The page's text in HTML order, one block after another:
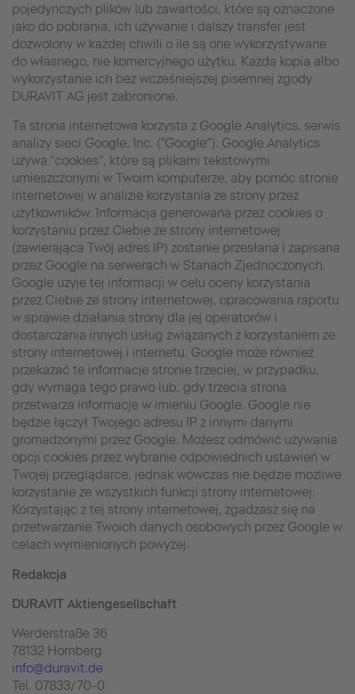
pojedynczych plików lub zawartości, które są oznaczone
jako do pobrania, ich używanie i dalszy transfer jest
dozwolony w każdej chwili o ile są one wykorzystywane
do własnego, nie komercyjnego użytku. Każda kopia albo
wykorzystanie ich bez wcześniejszej pisemnej zgody
DURAVIT AG jest zabronione.
Ta strona internetowa korzysta z Google Analytics, serwis
analizy sieci Google, Inc. ("Google”). Google Analytics
używa "cookies”, które są plikami tekstowymi
umieszczonymi w Twoim komputerze, aby pomóc stronie
internetowej w analizie korzystania ze strony przez
użytkowników. Informacja generowana przez cookies o
korzystaniu przez Ciebie ze strony internetowej
(zawierająca Twój adres IP) zostanie przesłana i zapisana
przez Google na serwerach w Stanach Zjednoczonych.
Google użyje tej informacji w celu oceny korzystania
przez Ciebie ze strony internetowej, opracowania raportu
w sprawie działania strony dla jej operatorów i
dostarczania innych usług związanych z korzystaniem ze
strony internetowej i internetu. Google może również
przekazać te informacje stronie trzeciej, w przypadku,
gdy wymaga tego prawo lub, gdy trzecia strona
przetwarza informacje w imieniu Google. Google nie
będzie łączył Twojego adresu IP z innymi danymi
gromadzonymi przez Google. Możesz odmówić używania
opcji cookies przez wybranie odpowiednich ustawień w
Twojej przeglądarce, jednak wówczas nie będzie możliwe
korzystanie ze wszystkich funkcji strony internetowej.
Korzystając z tej strony internetowej, zgadzasz się na
przetwarzanie Twoich danych osobowych przez Google w
celach wymienionych powyżej.
Redakcja
DURAVIT Aktiengesellschaft
Werderstraße 36
78132 Hornberg
info@duravit.de
Tel. 07833/70-0